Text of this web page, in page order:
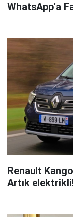
WhatsApp'a
Renault
Artık elektrikli!